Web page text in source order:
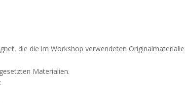
die die im Workshop verwendeten
Materialien.